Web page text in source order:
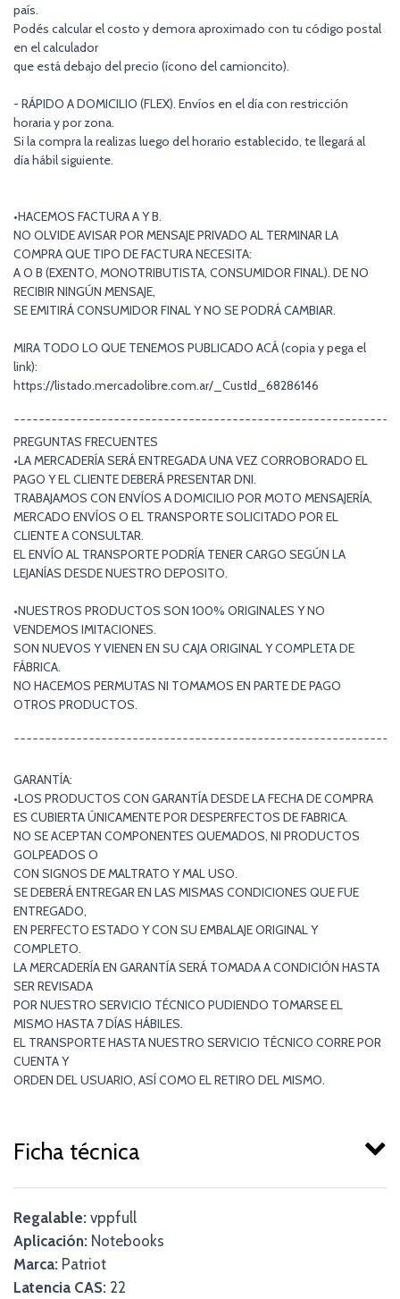
país.
Podés calcular el costo y demora aproximado con tu código postal
en el calculador
que está debajo del precio (ícono del camioncito).
- RÁPIDO A DOMICILIO (FLEX). Envíos en el día con restricción
horaria y por zona.
Si la compra la realizas luego del horario establecido, te llegará al
día hábil siguiente.
•HACEMOS FACTURA A Y B.
NO OLVIDE AVISAR POR MENSAJE PRIVADO AL TERMINAR LA
COMPRA QUE TIPO DE FACTURA NECESITA:
A O B (EXENTO, MONOTRIBUTISTA, CONSUMIDOR FINAL). DE NO
RECIBIR NINGÚN MENSAJE,
SE EMITIRÁ CONSUMIDOR FINAL Y NO SE PODRÁ CAMBIAR.
MIRA TODO LO QUE TENEMOS PUBLICADO ACÁ (copia y pega el
link):
https://listado.mercadolibre.com.ar/_CustId_68286146
PREGUNTAS FRECUENTES
•LA MERCADERÍA SERÁ ENTREGADA UNA VEZ CORROBORADO EL
PAGO Y EL CLIENTE DEBERÁ PRESENTAR DNI.
TRABAJAMOS CON ENVÍOS A DOMICILIO POR MOTO MENSAJERÍA,
MERCADO ENVÍOS O EL TRANSPORTE SOLICITADO POR EL
CLIENTE A CONSULTAR.
EL ENVÍO AL TRANSPORTE PODRÍA TENER CARGO SEGÚN LA
LEJANÍAS DESDE NUESTRO DEPOSITO.
•NUESTROS PRODUCTOS SON 100% ORIGINALES Y NO
VENDEMOS IMITACIONES.
SON NUEVOS Y VIENEN EN SU CAJA ORIGINAL Y COMPLETA DE
FÁBRICA.
NO HACEMOS PERMUTAS NI TOMAMOS EN PARTE DE PAGO
OTROS PRODUCTOS.
GARANTÍA:
•LOS PRODUCTOS CON GARANTÍA DESDE LA FECHA DE COMPRA
ES CUBIERTA ÚNICAMENTE POR DESPERFECTOS DE FABRICA.
NO SE ACEPTAN COMPONENTES QUEMADOS, NI PRODUCTOS
GOLPEADOS O
CON SIGNOS DE MALTRATO Y MAL USO.
SE DEBERÁ ENTREGAR EN LAS MISMAS CONDICIONES QUE FUE
ENTREGADO,
EN PERFECTO ESTADO Y CON SU EMBALAJE ORIGINAL Y
COMPLETO.
LA MERCADERÍA EN GARANTÍA SERÁ TOMADA A CONDICIÓN HASTA
SER REVISADA
POR NUESTRO SERVICIO TÉCNICO PUDIENDO TOMARSE EL
MISMO HASTA 7 DÍAS HÁBILES.
EL TRANSPORTE HASTA NUESTRO SERVICIO TÉCNICO CORRE POR
CUENTA Y
ORDEN DEL USUARIO, ASÍ COMO EL RETIRO DEL MISMO.
Ficha técnica
Regalable: vppfull
Aplicación: Notebooks
Marca: Patriot
Latencia CAS: 22